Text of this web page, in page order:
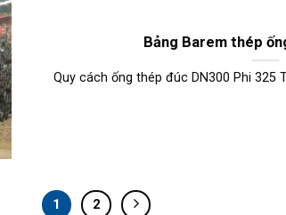
Bảng Barem thép
Quy cách ống thép đúc DN300 Phi 325
1 2